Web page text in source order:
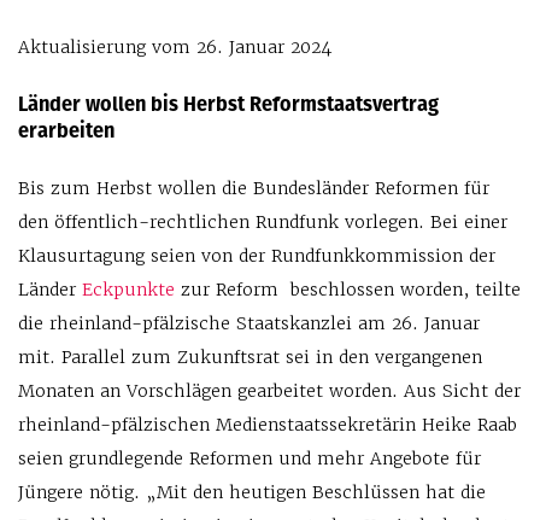
Aktualisierung vom 26. Januar 2024
Länder wollen bis Herbst Reformstaatsvertrag
erarbeiten
Bis zum Herbst wollen die Bundesländer Reformen für
den öffentlich-rechtlichen Rundfunk vorlegen. Bei einer
Klausurtagung seien von der Rundfunkkommission der
Länder Eckpunkte zur Reform beschlossen worden, teilte
die rheinland-pfälzische Staatskanzlei am 26. Januar
mit. Parallel zum Zukunftsrat sei in den vergangenen
Monaten an Vorschlägen gearbeitet worden. Aus Sicht der
rheinland-pfälzischen Medienstaatssekretärin Heike Raab
seien grundlegende Reformen und mehr Angebote für
Jüngere nötig. „Mit den heutigen Beschlüssen hat die